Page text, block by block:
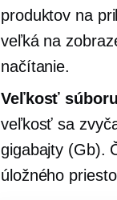
produktov na
veľká na
načítanie.
Veľkosť súboru
veľkosť sa
gigabajty (Gb).
úložného